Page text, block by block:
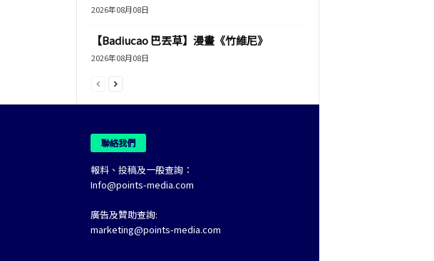
2026年08月08日
【Badiucao 巴丟草】漫畫《竹維尼》
2026年08月08日
聯絡我們
報料、投稿及一般查詢：
Info@points-media.com
廣告及贊助查詢:
marketing@points-media.com